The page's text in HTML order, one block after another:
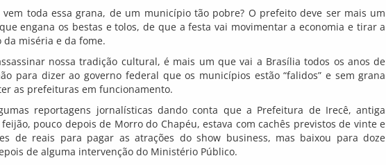
vem toda essa grana, de um município tão pobre? O prefeito deve ser mais um
engana os bestas e tolos, de que a festa vai movimentar a economia e tirar a
da miséria e da fome.
nossa tradição cultural, é mais um que vai a Brasília todos os anos de
para dizer ao governo federal que os municípios estão “falidos” e sem grana
as prefeituras em funcionamento.
reportagens jornalísticas dando conta que a Prefeitura de Irecê, antiga
pouco depois de Morro do Chapéu, estava com cachês previstos de vinte e
de reais para pagar as atrações do show business, mas baixou para doze
de alguma intervenção do Ministério Público.